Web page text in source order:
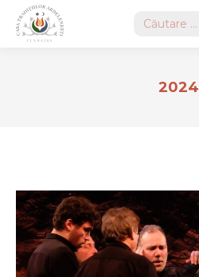
Search:
2024